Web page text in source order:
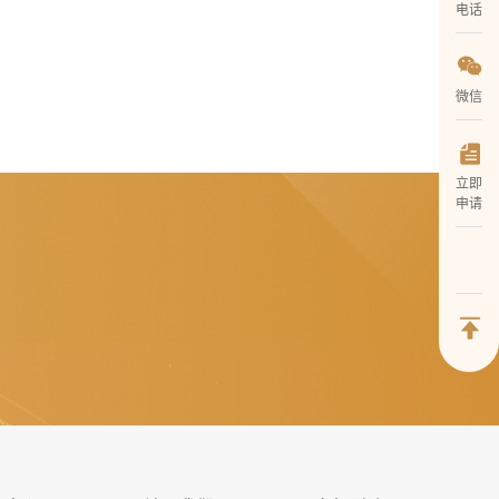
电话
微信
立即
申请